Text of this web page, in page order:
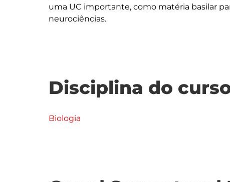
uma UC importante, como matéria basilar
Disciplina do
Biologia